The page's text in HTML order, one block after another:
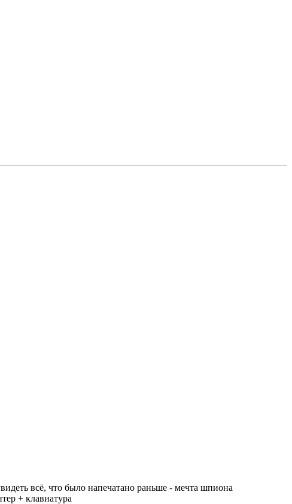
всё, что было напечатано раньше - мечта шпиона
+ клавиатура